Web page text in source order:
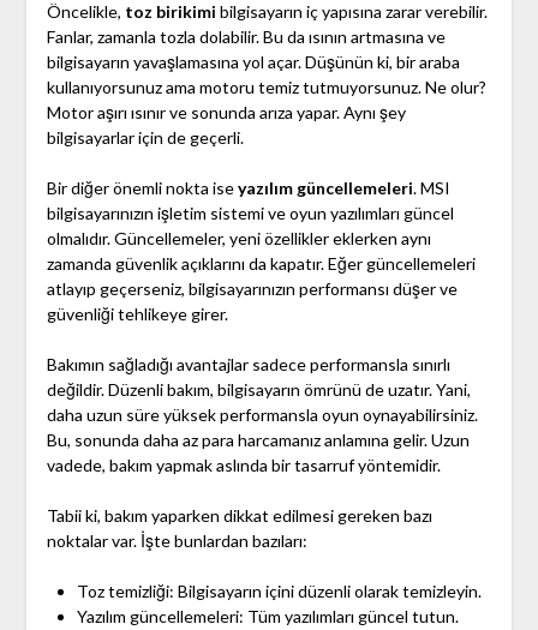
Öncelikle, toz birikimi bilgisayarın iç yapısına zarar verebilir.
Fanlar, zamanla tozla dolabilir. Bu da ısının artmasına ve
bilgisayarın yavaşlamasına yol açar. Düşünün ki, bir araba
kullanıyorsunuz ama motoru temiz tutmuyorsunuz. Ne olur?
Motor aşırı ısınır ve sonunda arıza yapar. Aynı şey
bilgisayarlar için de geçerli.
Bir diğer önemli nokta iseyazılım güncellemeleri. MSI
bilgisayarınızın işletim sistemi ve oyun yazılımları güncel
olmalıdır. Güncellemeler, yeni özellikler eklerken aynı
zamanda güvenlik açıklarını da kapatır. Eğer güncellemeleri
atlayıp geçerseniz, bilgisayarınızın performansı düşer ve
güvenliği tehlikeye girer.
Bakımın sağladığı avantajlar sadece performansla sınırlı
değildir. Düzenli bakım, bilgisayarın ömrünü de uzatır. Yani,
daha uzun süre yüksek performansla oyun oynayabilirsiniz.
Bu, sonunda daha az para harcamanız anlamına gelir. Uzun
vadede, bakım yapmak aslında bir tasarruf yöntemidir.
Tabii ki, bakım yaparken dikkat edilmesi gereken bazı
noktalar var. İşte bunlardan bazıları:
Toz temizliği: Bilgisayarın içini düzenli olarak temizleyin.
Yazılım güncellemeleri: Tüm yazılımları güncel tutun.